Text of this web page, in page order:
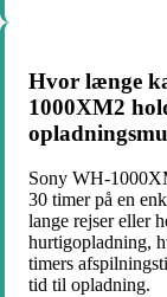
Hvor længe
1000XM2
Sony WH-
30 timer på en
lange rejser eller
hurtigopladning,
timers
tid til opladning.